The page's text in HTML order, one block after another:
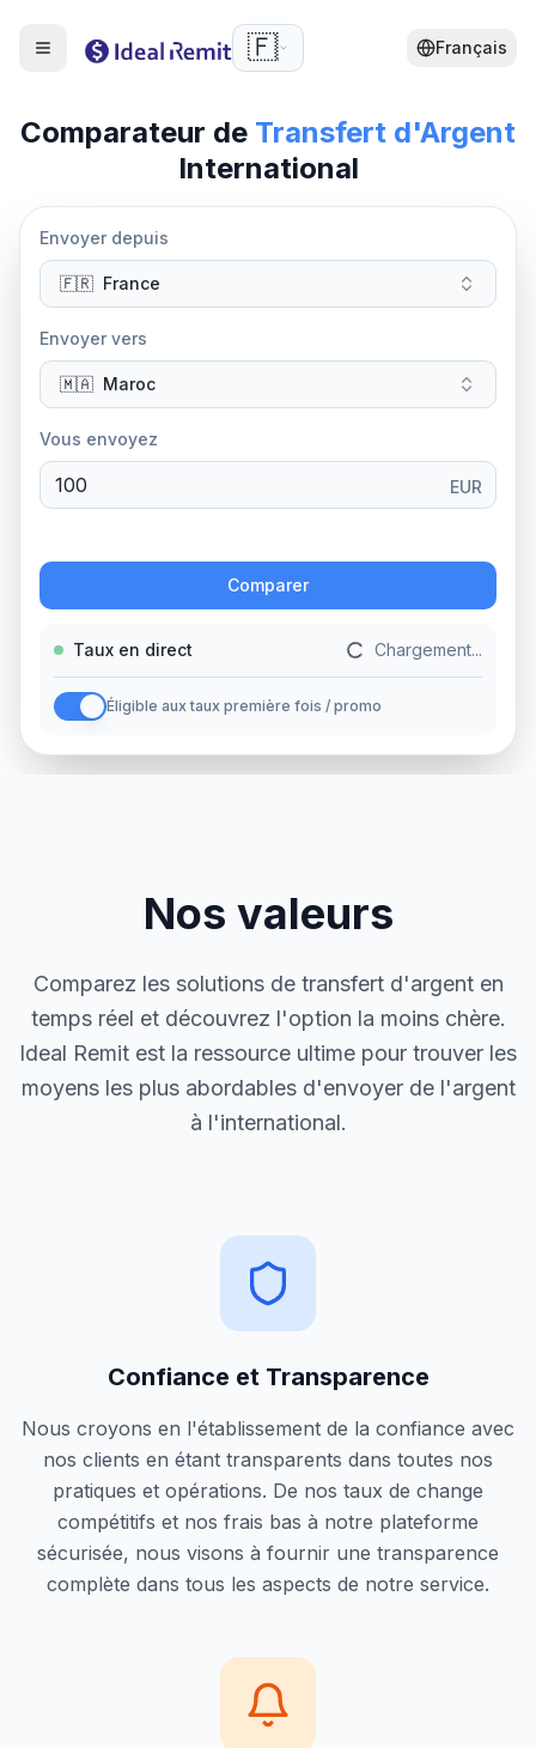
🇫🇷 Français
Comparateur de Transfert d'Argent
International
Envoyer depuis
🇫🇷 France
Envoyer vers
🇲🇦 Maroc
Vous envoyez
EUR
Comparer
Taux en direct Chargement...
Éligible aux taux première fois / promo
Nos valeurs
Comparez les solutions de transfert d'argent en
temps réel et découvrez l'option la moins chère.
Ideal Remit est la ressource ultime pour trouver les
moyens les plus abordables d'envoyer de l'argent
à l'international.
Confiance et Transparence
Nous croyons en l'établissement de la confiance avec
nos clients en étant transparents dans toutes nos
pratiques et opérations. De nos taux de change
compétitifs et nos frais bas à notre plateforme
sécurisée, nous visons à fournir une transparence
complète dans tous les aspects de notre service.